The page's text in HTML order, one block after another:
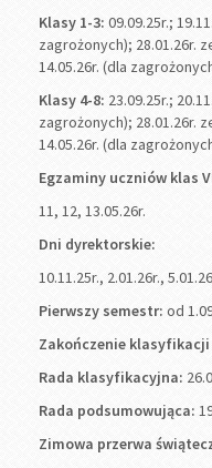
Klasy 1-3: 09.09.25r.;
zagrożonych); 28.01.26r.
14.05.26r. (dla
Klasy 4-8: 23.09.25r.;
zagrożonych); 28.01.26r.
14.05.26r. (dla
Egzaminy uczniów klas
11, 12, 13.05.26r.
Dni dyrektorskie:
10.11.25r., 2.01.26r.,
Pierwszy semestr: od
Zakończenie
Rada klasyfikacyjna:
Rada podsumowująca:
Zimowa przerwa